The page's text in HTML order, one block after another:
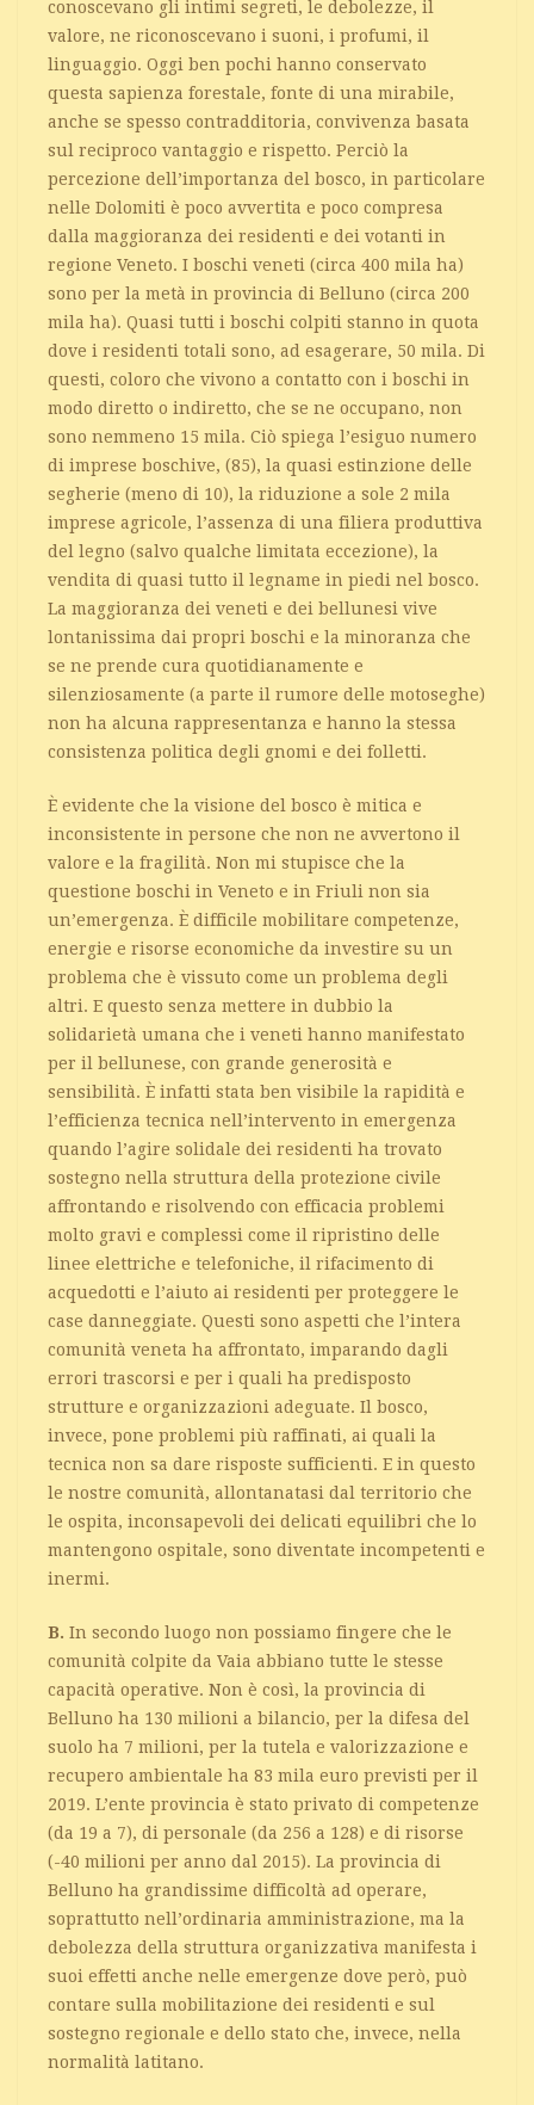
conoscevano gli intimi segreti, le debolezze, il
valore, ne riconoscevano i suoni, i profumi, il
linguaggio. Oggi ben pochi hanno conservato
questa sapienza forestale, fonte di una mirabile,
anche se spesso contradditoria, convivenza basata
sul reciproco vantaggio e rispetto. Perciò la
percezione dell’importanza del bosco, in particolare
nelle Dolomiti è poco avvertita e poco compresa
dalla maggioranza dei residenti e dei votanti in
regione Veneto. I boschi veneti (circa 400 mila ha)
sono per la metà in provincia di Belluno (circa 200
mila ha). Quasi tutti i boschi colpiti stanno in quota
dove i residenti totali sono, ad esagerare, 50 mila. Di
questi, coloro che vivono a contatto con i boschi in
modo diretto o indiretto, che se ne occupano, non
sono nemmeno 15 mila. Ciò spiega l’esiguo numero
di imprese boschive, (85), la quasi estinzione delle
segherie (meno di 10), la riduzione a sole 2 mila
imprese agricole, l’assenza di una filiera produttiva
del legno (salvo qualche limitata eccezione), la
vendita di quasi tutto il legname in piedi nel bosco.
La maggioranza dei veneti e dei bellunesi vive
lontanissima dai propri boschi e la minoranza che
se ne prende cura quotidianamente e
silenziosamente (a parte il rumore delle motoseghe)
non ha alcuna rappresentanza e hanno la stessa
consistenza politica degli gnomi e dei folletti.
È evidente che la visione del bosco è mitica e
inconsistente in persone che non ne avvertono il
valore e la fragilità. Non mi stupisce che la
questione boschi in Veneto e in Friuli non sia
un’emergenza. È difficile mobilitare competenze,
energie e risorse economiche da investire su un
problema che è vissuto come un problema degli
altri. E questo senza mettere in dubbio la
solidarietà umana che i veneti hanno manifestato
per il bellunese, con grande generosità e
sensibilità. È infatti stata ben visibile la rapidità e
l’efficienza tecnica nell’intervento in emergenza
quando l’agire solidale dei residenti ha trovato
sostegno nella struttura della protezione civile
affrontando e risolvendo con efficacia problemi
molto gravi e complessi come il ripristino delle
linee elettriche e telefoniche, il rifacimento di
acquedotti e l’aiuto ai residenti per proteggere le
case danneggiate. Questi sono aspetti che l’intera
comunità veneta ha affrontato, imparando dagli
errori trascorsi e per i quali ha predisposto
strutture e organizzazioni adeguate. Il bosco,
invece, pone problemi più raffinati, ai quali la
tecnica non sa dare risposte sufficienti. E in questo
le nostre comunità, allontanatasi dal territorio che
le ospita, inconsapevoli dei delicati equilibri che lo
mantengono ospitale, sono diventate incompetenti e
inermi.
B. In secondo luogo non possiamo fingere che le
comunità colpite da Vaia abbiano tutte le stesse
capacità operative. Non è così, la provincia di
Belluno ha 130 milioni a bilancio, per la difesa del
suolo ha 7 milioni, per la tutela e valorizzazione e
recupero ambientale ha 83 mila euro previsti per il
2019. L’ente provincia è stato privato di competenze
(da 19 a 7), di personale (da 256 a 128) e di risorse
(-40 milioni per anno dal 2015). La provincia di
Belluno ha grandissime difficoltà ad operare,
soprattutto nell’ordinaria amministrazione, ma la
debolezza della struttura organizzativa manifesta i
suoi effetti anche nelle emergenze dove però, può
contare sulla mobilitazione dei residenti e sul
sostegno regionale e dello stato che, invece, nella
normalità latitano.